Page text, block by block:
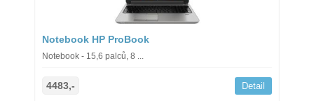
Notebook HP ProBook
Notebook - 15,6 palců, 8 ...
4483,- Detail